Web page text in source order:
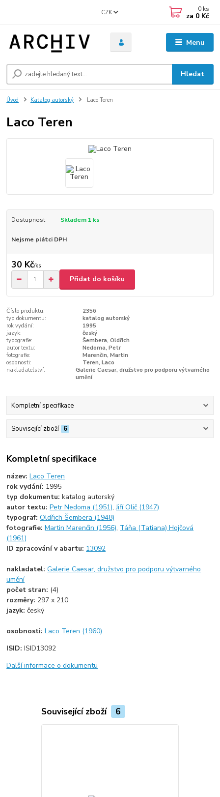
Menu
CZK
Hledat
0 ks
za 0 Kč
Úvod Katalog autorský Laco Teren
Laco Teren
Dostupnost Skladem 1 ks
Nejsme plátci DPH
30 Kč/ks
Přidat do košíku
Číslo produktu:
2356
typ dokumentu:
katalog autorský
rok vydání:
1995
jazyk:
český
typografie:
Šembera, Oldřich
autor textu:
Nedoma, Petr
fotografie:
Marenčin, Martin
osobnosti:
Teren, Laco
nakladatelství:
Galerie Caesar, družstvo pro podporu výtvarného
umění
Kompletní specifikace
Související zboží 6
Kompletní specifikace
název:Laco Teren
rok vydání: 1995
typ dokumentu:katalog autorský
autor textu:Petr Nedoma (1951),Jiří Olič (1947)
typograf:Oldřich Šembera (1948)
fotografie:Martin Marenčin (1956), Táňa (Tatiana) Hojčová
(1961)
ID zpracování v abartu: 13092
nakladatel:Galerie Caesar, družstvo pro podporu výtvarného
umění
počet stran: (4)
rozměry: 297 x 210
jazyk:český
osobnosti:Laco Teren (1960)
ISID:ISID13092
Další informace o dokumentu
Související zboží 6